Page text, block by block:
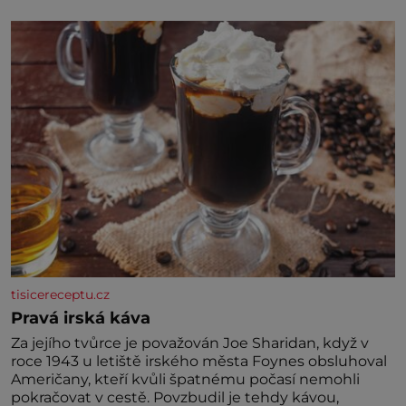
jednoduchost, měkkost a bezpečí, proto by pokoj
miminka měl působit především klidně a útulně.
Předškolní věk je
tisicereceptu.cz
Pravá irská káva
Za jejího tvůrce je považován Joe Sharidan, když v
roce 1943 u letiště irského města Foynes obsluhoval
Američany, kteří kvůli špatnému počasí nemohli
pokračovat v cestě. Povzbudil je tehdy kávou,